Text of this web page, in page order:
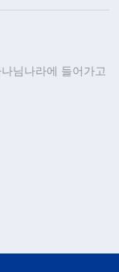
. 명리를 위해
치욕을 참으며,
고, 명리를 위
는 것이다. 이
에를 씌워 놓았
능력과 용기
멍에를 쓰고
는 명예와 이
님나라에 들어가고
니다. 주님
아름다운
하나님의
을 받으시